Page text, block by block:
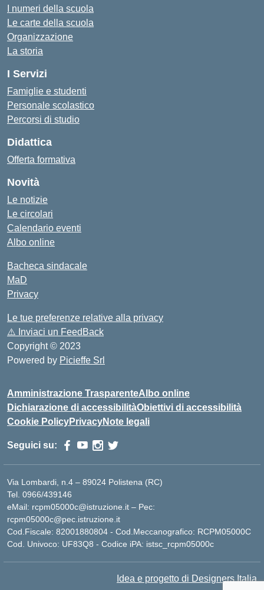
I numeri della scuola
Le carte della scuola
Organizzazione
La storia
I Servizi
Famiglie e studenti
Personale scolastico
Percorsi di studio
Didattica
Offerta formativa
Novità
Le notizie
Le circolari
Calendario eventi
Albo online
Bacheca sindacale
MaD
Privacy
Le tue preferenze relative alla privacy
⚠️ Inviaci un FeedBack
Copyright © 2023
Powered by Picieffe Srl
Amministrazione TrasparenteAlbo online
Dichiarazione di accessibilitàObiettivi di accessibilità
Cookie PolicyPrivacyNote legali
Seguici su:
Via Lombardi, n.4 – 89024 Polistena (RC)
Tel. 0966/439146
eMail: rcpm05000c@istruzione.it – Pec:
rcpm05000c@pec.istruzione.it
Cod.Fiscale: 82001880804 - Cod.Meccanografico: RCPM05000C
Cod. Univoco: UF83Q8 - Codice iPA: istsc_rcpm05000c
Idea e progetto di Designers Italia